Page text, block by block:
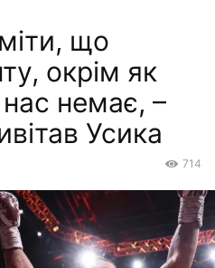
що
окрім як
немає, –
Усика
714